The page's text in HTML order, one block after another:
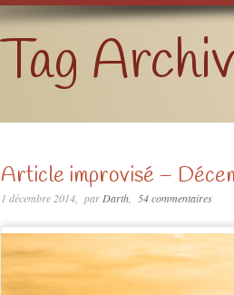
Tag
Article improvisé –
1 décembre 2014 par Darth 54 commentaires